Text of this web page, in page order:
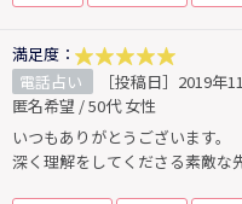
満足度：
電話占い
［投稿日］2019年
匿名希望 / 50代 女性
いつもありがとうございます。
深く理解をしてくださる素敵な